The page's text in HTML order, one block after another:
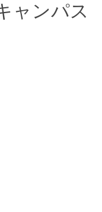
ャンパス